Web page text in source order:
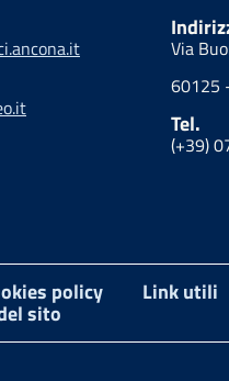
Via
60125
Tel.
(+39)
policy Link utili
sito